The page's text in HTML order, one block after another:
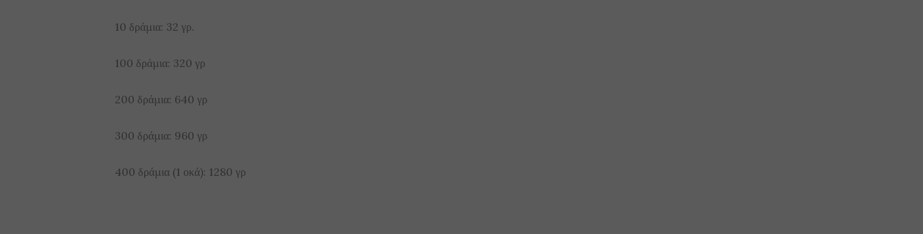
10 δράμια: 32 γρ.
100 δράμια: 320 γρ
200 δράμια: 640 γρ
300 δράμια: 960 γρ
400 δράμια (1 οκά): 1280 γρ